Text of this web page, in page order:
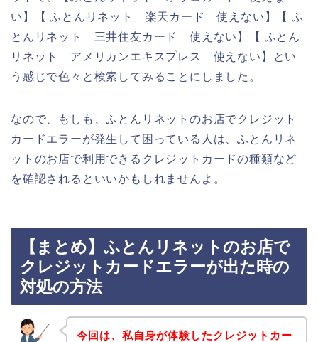
い】【 ふとんリネット 楽天カード 使えない】【 ふ
とんリネット 三井住友カード 使えない】【 ふとん
リネット アメリカンエキスプレス 使えない】とい
う感じで色々と検索してみることにしました。
なので、もしも、ふとんリネットのお店でクレジット
カードエラーが発生して困っている人は、ふとんリネ
ットのお店で利用できるクレジットカードの種類など
を確認されるといいかもしれませんよ。
【まとめ】ふとんリネットのお店で
クレジットカードエラーが出た時の
対処の方法
今回は、私自身が体験したクレジットカー